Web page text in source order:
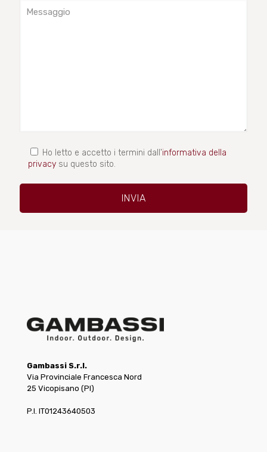
Ho letto e accetto i termini dall'informativa della
privacy su questo sito.
Gambassi S.r.l.
Via Provinciale Francesca Nord
25 Vicopisano (PI)
P.I. IT01243640503